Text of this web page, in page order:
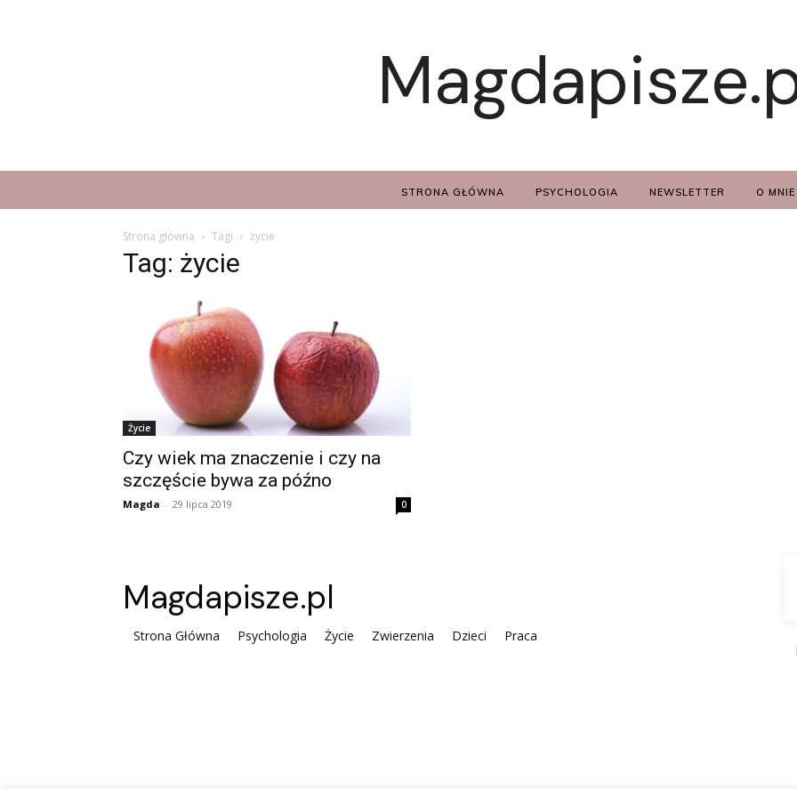
STRONA GŁÓWNA PSYCHOLOGIA NEWSLETTER O MNIE
Strona główna Tagi życie
Tag: życie
Życie
Czy wiek ma znaczenie i czy na
szczęście bywa za późno
Magda - 29 lipca 2019 0
Magdapisze.pl
Strona Główna Psychologia Życie Zwierzenia Dzieci
Praca